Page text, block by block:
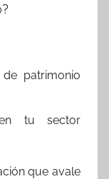
patrimonio
tu sector
que avale